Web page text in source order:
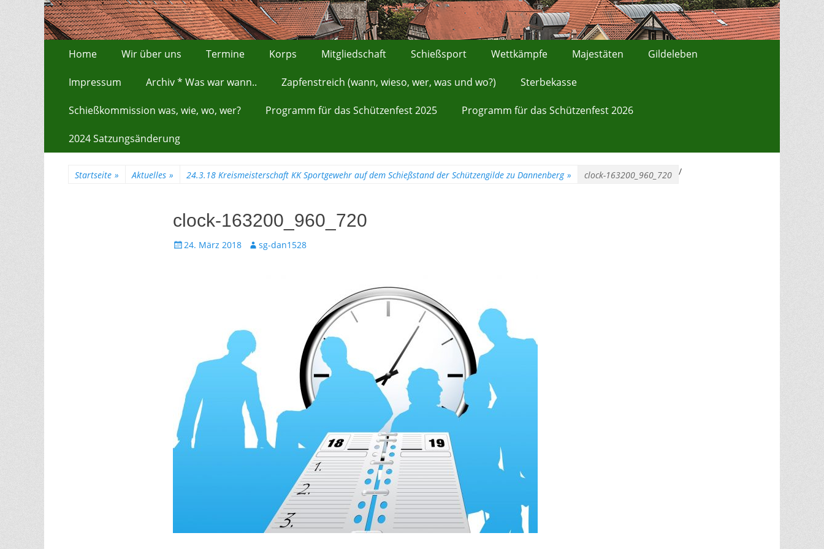
Erstes Menü
Inhalt:
Home Wir über uns Termine Korps Mitgliedschaft Schießsport Wettkämpfe Majestäten Gildeleben
Impressum Archiv * Was war wann.. Zapfenstreich (wann, wieso, wer, was und wo?) Sterbekasse
Schießkommission was, wie, wo, wer? Programm für das Schützenfest 2025 Programm für das Schützenfest 2026
2024 Satzungsänderung
Startseite » Aktuelles » /
24.3.18 Kreismeisterschaft KK Sportgewehr auf dem Schießstand der Schützengilde zu Dannenberg » clock-163200_960_720
clock-163200_960_720
Gepostet
24. März 2018 Autorsg-dan1528